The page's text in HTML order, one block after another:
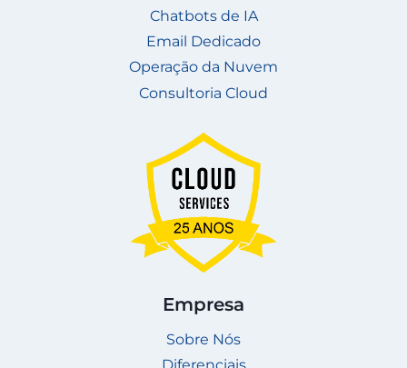
Chatbots de IA
Email Dedicado
Operação da Nuvem
Consultoria Cloud
Empresa
Sobre Nós